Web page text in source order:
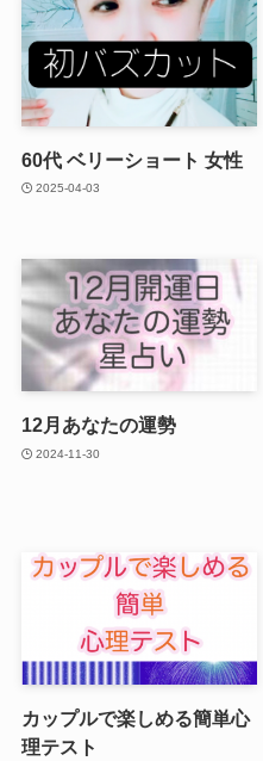
60代 ベリーショート 女性
2025-04-03
12月あなたの運勢
2024-11-30
カップルで楽しめる簡単心
理テスト